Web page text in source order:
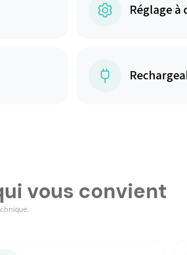
Réglage à
vous convient